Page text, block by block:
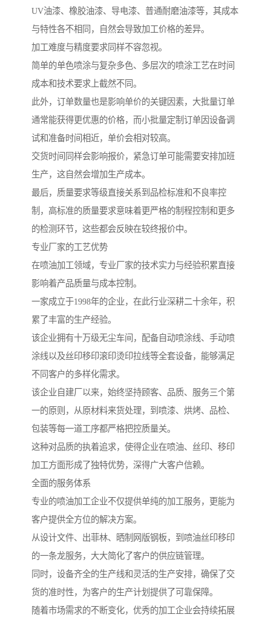
UV油漆、橡胶油漆、导电漆、普通耐磨油漆等，其成本
与特性各不相同，自然会导致加工价格的差异。
加工难度与精度要求同样不容忽视。
简单的单色喷涂与复杂多色、多层次的喷涂工艺在时间
成本和技术要求上截然不同。
此外，订单数量也是影响单价的关键因素，大批量订单
通常能获得更优惠的价格，而小批量定制订单因设备调
试和准备时间相近，单价会相对较高。
交货时间同样会影响报价，紧急订单可能需要安排加班
生产，这自然会增加生产成本。
最后，质量要求等级直接关系到品检标准和不良率控
制，高标准的质量要求意味着更严格的制程控制和更多
的检测环节，这些都会反映在较终报价中。
专业厂家的工艺优势
在喷油加工领域，专业厂家的技术实力与经验积累直接
影响着产品质量与成本控制。
一家成立于1998年的企业，在此行业深耕二十余年，积
累了丰富的生产经验。
该企业拥有十万级无尘车间，配备自动喷涂线、手动喷
涂线以及丝印移印滚印烫印拉线等全套设备，能够满足
不同客户的多样化需求。
该企业自建厂以来，始终坚持顾客、品质、服务三个第
一的原则，从原材料来货处理，到喷漆、烘烤、品检、
包装等每一道工序都严格把控质量关。
这种对品质的执着追求，使得企业在喷油、丝印、移印
加工方面形成了独特优势，深得广大客户信赖。
全面的服务体系
专业的喷油加工企业不仅提供单纯的加工服务，更能为
客户提供全方位的解决方案。
从设计文件、出菲林、晒制网版钢板，到喷油丝印移印
的一条龙服务，大大简化了客户的供应链管理。
同时，设备齐全的生产线和灵活的生产安排，确保了交
货的准时性，为客户的生产计划提供了可靠保障。
随着市场需求的不断变化，优秀的加工企业会持续拓展